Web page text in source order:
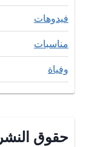
فيدوهات
مناسبات
وفياة
حقوق النشر